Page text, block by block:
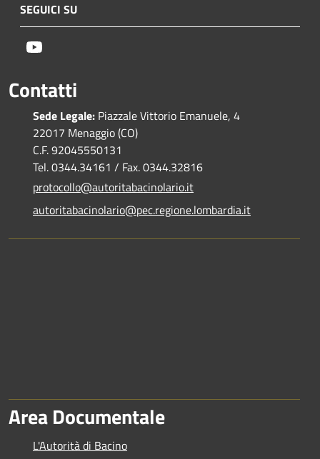
SEGUICI SU
Contatti
Sede Legale: Piazzale Vittorio Emanuele, 4
22017 Menaggio (CO)
C.F. 92045550131
Tel. 0344.34161 / Fax. 0344.32816
protocollo@autoritabacinolario.it
autoritabacinolario@pec.regione.lombardia.it
Area Documentale
L'Autorità di Bacino